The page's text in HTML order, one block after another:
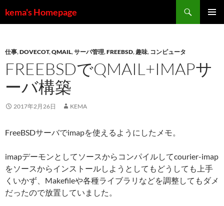
ン
ツ
へ
ス
キ
kema's Homepage
索
仕事,DOVECOT,QMAIL,サーバ管理,FREEBSD,趣味, コンピュータ
FREEBSDでQMAIL+IMAPサ
ーバ構築
2017年2月26日 KEMA
FreeBSDサーバでimapを使えるようにしたメモ。
imapデーモンとしてソースからコンパイルしてcourier-imap
をソースからインストールしようとしてもどうしても上手
くいかず、Makefileや各種ライブラリなどを調整してもダメ
だったので放置していました。